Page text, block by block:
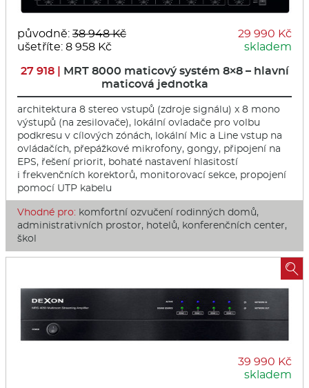
původně: 38 948 Kč
ušetříte: 8 958 Kč
29 990 Kč
skladem
27 918 | MRT 8000 maticový systém 8×8 – hlavní
maticová jednotka
architektura 8 stereo vstupů (zdroje signálu) x 8 mono
výstupů (na zesilovače), lokální ovladače pro volbu
podkresu v cílových zónách, lokální Mic a Line vstup na
ovládačích, přepážkové mikrofony, gongy, připojení na
EPS, řešení priorit, bohaté nastavení hlasitostí
i frekvenčních korektorů, monitorovací sekce, propojení
pomocí UTP kabelu
Vhodné pro: komfortní ozvučení rodinných domů,
administrativních prostor, hotelů, konferenčních center,
škol
39 990 Kč
skladem
